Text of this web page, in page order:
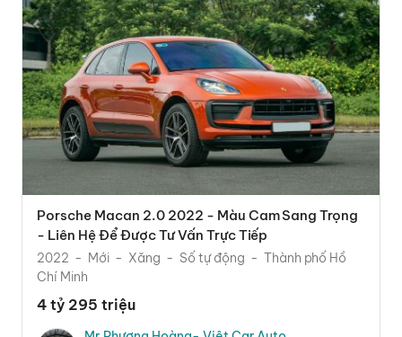
Porsche Macan 2.0 2022 - Màu Cam Sang Trọng
- Liên Hệ Để Được Tư Vấn Trực Tiếp
2022 Mới Xăng Số tự động
Thành phố Hồ
Chí Minh
4 tỷ 295 triệu